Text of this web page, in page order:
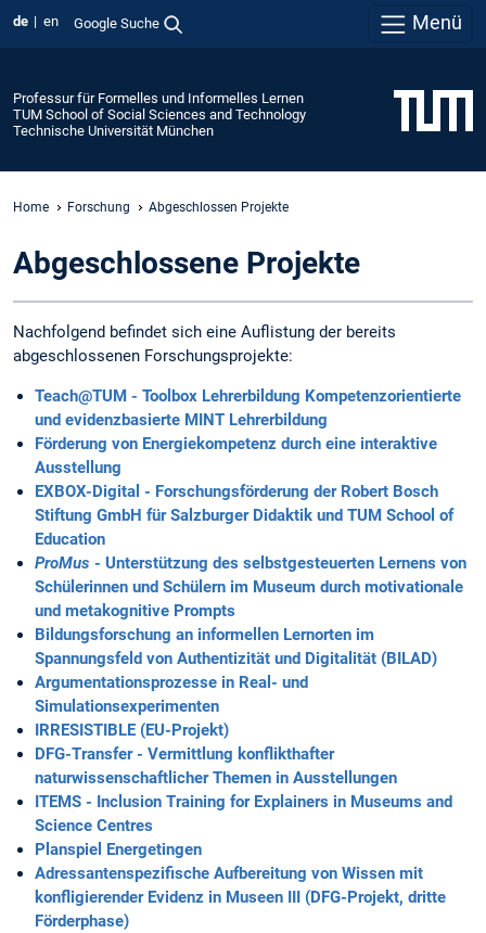
de en Google Suche Menü
Professur für Formelles und Informelles Lernen
TUM School of Social Sciences and Technology
Technische Universität München
Home Forschung Abgeschlossen Projekte
Abgeschlossene Projekte
Nachfolgend befindet sich eine Auflistung der bereits
abgeschlossenen Forschungsprojekte:
Teach@TUM - Toolbox Lehrerbildung Kompetenzorientierte
und evidenzbasierte MINT Lehrerbildung
Förderung von Energiekompetenz durch eine interaktive
Ausstellung
EXBOX-Digital - Forschungsförderung der Robert Bosch
Stiftung GmbH für Salzburger Didaktik und TUM School of
Education
ProMus - Unterstützung des selbstgesteuerten Lernens von
Schülerinnen und Schülern im Museum durch motivationale
und metakognitive Prompts
Bildungsforschung an informellen Lernorten im
Spannungsfeld von Authentizität und Digitalität (BILAD)
Argumentationsprozesse in Real- und
Simulationsexperimenten
IRRESISTIBLE (EU-Projekt)
DFG-Transfer - Vermittlung konflikthafter
naturwissenschaftlicher Themen in Ausstellungen
ITEMS - Inclusion Training for Explainers in Museums and
Science Centres
Planspiel Energetingen
Adressantenspezifische Aufbereitung von Wissen mit
konfligierender Evidenz in Museen III (DFG-Projekt, dritte
Förderphase)